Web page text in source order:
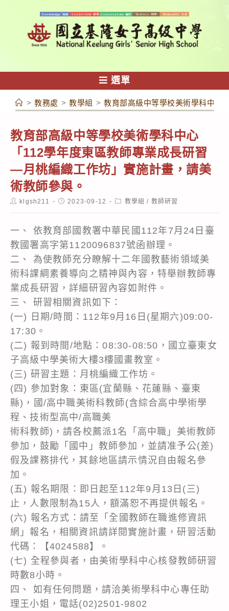
容
選單
> 教務處 > 教學組 > 教育部高級中等學校美術學科中心
教育部高級中等學校美術學科中心
「112學年度東區教師專業成長研習
—月桃編織工作坊」實施計畫，請美
術教師參與。
Postklgsh211
Post2023-09-12
Post教學組 / 教師研習
一、 依教育部國教署中華民國112年7月24日臺
教國署高字第1120096837號函辦理。
二、 為使教師充分瞭解十二年國教藝術領域美
術科課綱素養導向之精神與內容，特舉辦教師專
業成長研習，詳細研習內容如附件。
三、 研習相關資訊如下：
(一) 日期/時間：112年9月16日(星期六)09:00-
17:30。
(二) 報到時間/地點：08:30-08:50，國立臺東女
子高級中學美術大樓3樓國畫教室。
(三) 研習主題：月桃編織工作坊。
(四) 參加對象：東區(宜蘭縣、花蓮縣、臺東
縣)，國/高中職美術科教師(含綜合高中學術學
程、技術型高中/高職美
術科教師)，請各校薦派1名「高中職」美術教師
參加，鼓勵「國中」教師參加，並請准予公(差)
假及課務排代，其餘地區請示情況自由報名參
加。
(五) 報名期限：即日起至112年9月13日(三)
止，人數限制為15人，額滿恕不再提供報名。
(六) 報名方式：請至「全國教師在職進修資訊
網」報名，相關資訊請詳閱實施計畫，研習活動
代碼：【4024588】。
(七) 全程參與者，由美術學科中心核發教師研習
時數8小時。
四、 如有任何問題，請洽美術學科中心專任助
理王小姐，電話(02)2501-9802